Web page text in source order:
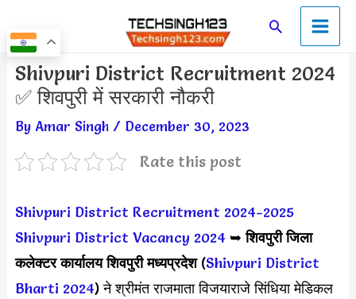
to
content
SearchMain
Menu
Shivpuri District Recruitment 2024
✅ शिवपुरी में सरकारी नौकरी
By Amar Singh / December 30, 2023
Rate this post
Shivpuri District Recruitment 2024-2025
Shivpuri District Vacancy 2024 ➥शिवपुरी जिला
कलेक्टर कार्यालय शिवपुरी मध्यप्रदेश (Shivpuri District
Bharti 2024) ने श्रीमंत राजमाता विजयाराजे सिंधिया मेडिकल
Post
navigation